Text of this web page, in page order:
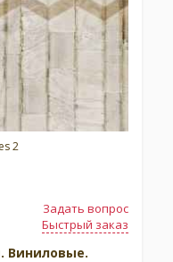
2
Задать вопрос
Быстрый заказ
Виниловые.